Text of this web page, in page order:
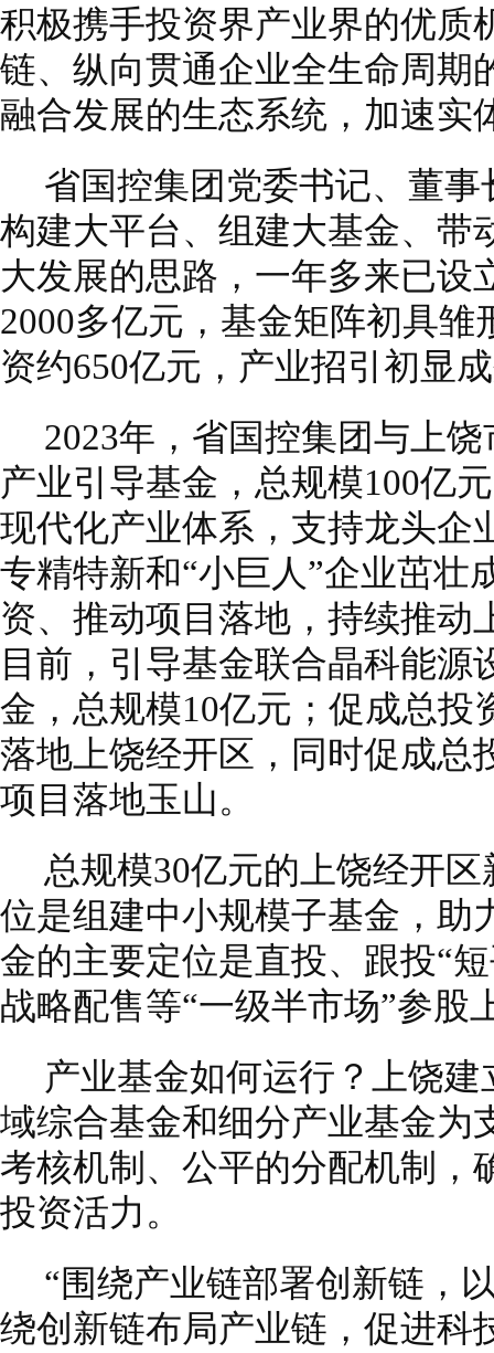
积极携手投资界产业界的优质
链、纵向贯通企业全生命周期
融合发展的生态系统，加速实
省国控集团党委书记、董
构建大平台、组建大基金、带
大发展的思路，一年多来已设
2000多亿元，基金矩阵初具
资约650亿元，产业招引初显
2023年，省国控集团与上
产业引导基金，总规模100亿
现代化产业体系，支持龙头企
专精特新和“小巨人”企业茁壮
资、推动项目落地，持续推动
目前，引导基金联合晶科能
金，总规模10亿元；促成总投
落地上饶经开区，同时促成总
项目落地玉山。
总规模30亿元的上饶经开
位是组建中小规模子基金，助
金的主要定位是直投、跟投“
战略配售等“一级半市场”参股
产业基金如何运行？上饶
域综合基金和细分产业基金为
考核机制、公平的分配机制，
投资活力。
“围绕产业链部署创新链，
绕创新链布局产业链，促进科